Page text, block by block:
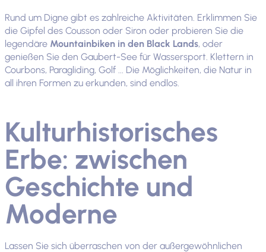
Rund um Digne gibt es zahlreiche Aktivitäten. Erklimmen Sie
die Gipfel des Cousson oder Siron oder probieren Sie die
legendäre Mountainbiken in den Black Lands, oder
genießen Sie den Gaubert-See für Wassersport. Klettern in
Courbons, Paragliding, Golf ... Die Möglichkeiten, die Natur in
all ihren Formen zu erkunden, sind endlos.
Kulturhistorisches
Erbe: zwischen
Geschichte und
Moderne
Lassen Sie sich überraschen von der außergewöhnlichen